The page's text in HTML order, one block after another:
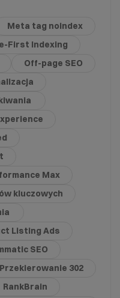
Meta tag noindex
First Indexing
Off-page SEO
Max
kluczowych
Listing Ads
SEO
Przekierowanie 302
RankBrain